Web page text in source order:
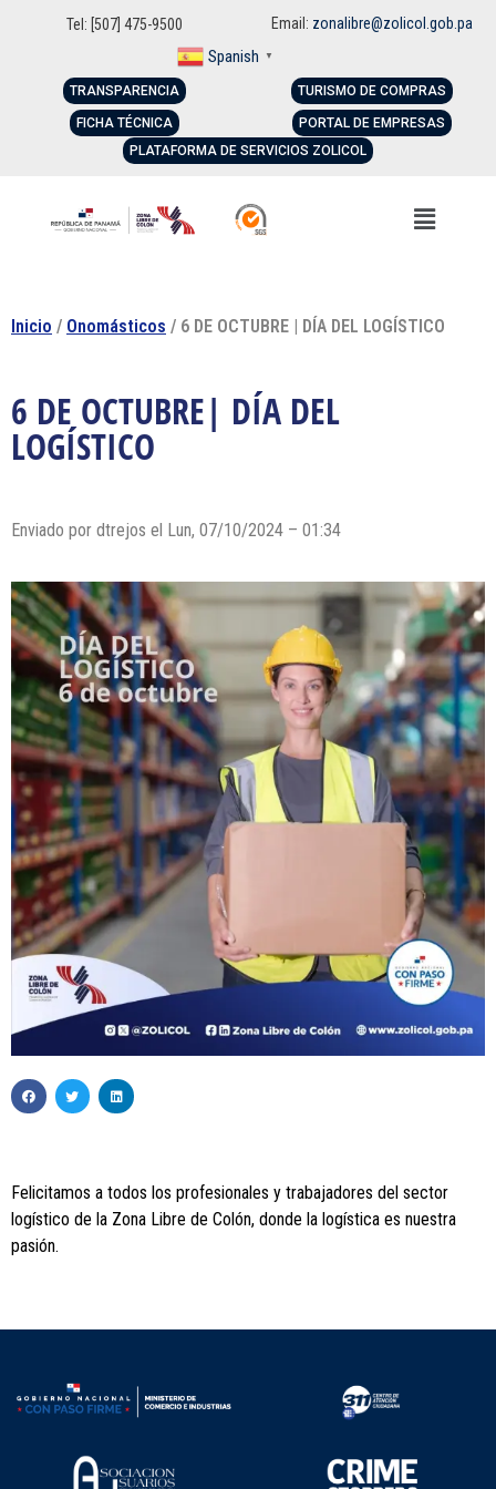
Tel: [507] 475-9500 Email: zonalibre@zolicol.gob.pa
Spanish ▼
TRANSPARENCIA
FICHA TÉCNICA
TURISMO DE COMPRAS
PORTAL DE EMPRESAS
PLATAFORMA DE SERVICIOS ZOLICOL
Inicio / Onomásticos / 6 DE OCTUBRE | DÍA DEL LOGÍSTICO
6 DE OCTUBRE| DÍA DEL
LOGÍSTICO
Enviado por dtrejos el Lun, 07/10/2024 – 01:34
Felicitamos a todos los profesionales y trabajadores del sector
logístico de la Zona Libre de Colón, donde la logística es nuestra
pasión.